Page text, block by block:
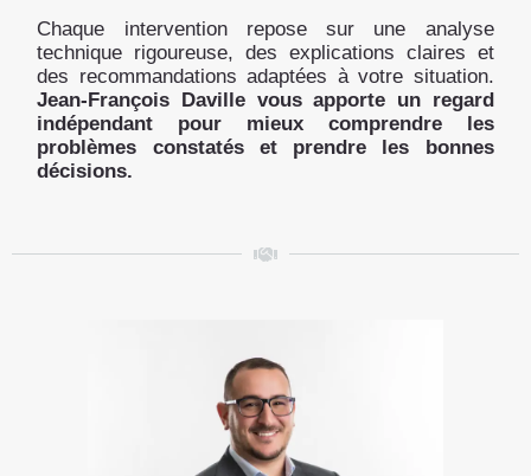
Chaque intervention repose sur une analyse
technique rigoureuse, des explications claires et
des recommandations adaptées à votre situation.
Jean-François Daville vous apporte un regard
indépendant pour mieux comprendre les
problèmes constatés et prendre les bonnes
décisions.